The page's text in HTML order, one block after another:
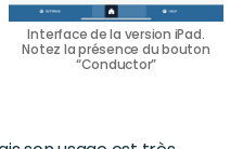
Interface de la version iPad.
Notez la présence du bouton
“Conductor”